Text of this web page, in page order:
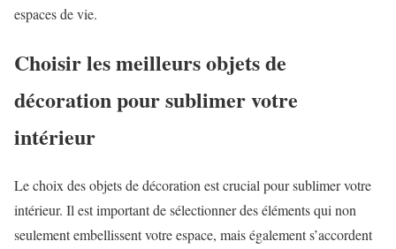
espaces de vie.
Choisir les meilleurs objets de
décoration pour sublimer votre
intérieur
Le choix des objets de décoration est crucial pour sublimer votre
intérieur. Il est important de sélectionner des éléments qui non
seulement embellissent votre espace, mais également s’accordent